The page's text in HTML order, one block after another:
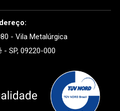
- Vila Metalúrgica
- SP, 09220-000